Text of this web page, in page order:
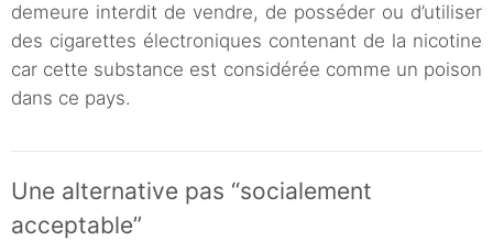
demeure interdit de vendre, de posséder ou d’utiliser
des cigarettes électroniques contenant de la nicotine
car cette substance est considérée comme un poison
dans ce pays.
Une alternative pas “socialement
acceptable”